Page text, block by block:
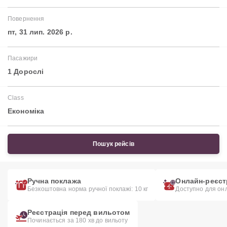
Повернення
пт, 31 лип. 2026 р.
Пасажири
1 Дорослі
Class
Економіка
Пошук рейсів
Ручна поклажа
Безкоштовна норма ручної поклажі: 10 кг
Онлайн-
Доступно для
Реєстрація перед вильотом
Починається за 180 хв до вильоту